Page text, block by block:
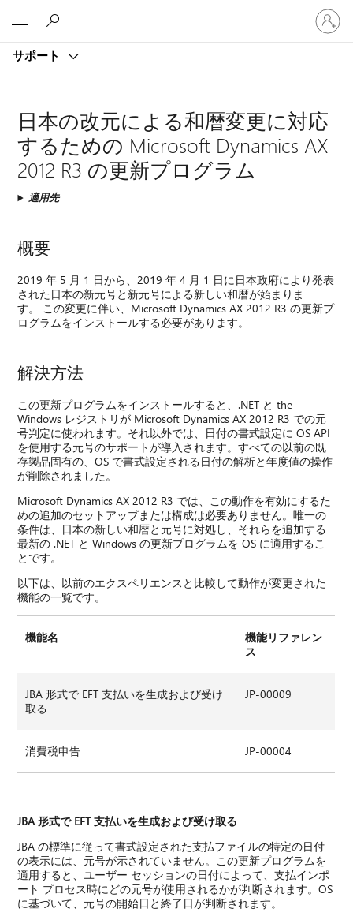
サポート
ア
カ
ウ
サ
イ
ン
日本の改元による和暦変更に対応
するための Microsoft Dynamics AX
2012 R3 の更新プログラム
適用先
概要
2019 年 5 月 1 日から、2019 年 4 月 1 日に日本政府により発表
された日本の新元号と新元号による新しい和暦が始まりま
す。 この変更に伴い、Microsoft Dynamics AX 2012 R3 の更新プ
ログラムをインストールする必要があります。
解決方法
この更新プログラムをインストールすると、.NET と the
Windows レジストリが Microsoft Dynamics AX 2012 R3 での元
号判定に使われます。それ以外では、日付の書式設定に OS API
を使用する元号のサポートが導入されます。すべての以前の既
存製品固有の、OS で書式設定される日付の解析と年度値の操作
が削除されました。
Microsoft Dynamics AX 2012 R3 では、この動作を有効にするた
めの追加のセットアップまたは構成は必要ありません。唯一の
条件は、日本の新しい和暦と元号に対処し、それらを追加する
最新の .NET と Windows の更新プログラムを OS に適用するこ
とです。
以下は、以前のエクスペリエンスと比較して動作が変更された
機能の一覧です。
機能名
機能リファレン
ス
JBA 形式で EFT 支払いを生成および受け
取る
JP-00009
消費税申告 JP-00004
JBA 形式で EFT 支払いを生成および受け取る
JBA の標準に従って書式設定された支払ファイルの特定の日付
の表示には、元号が示されていません。この更新プログラムを
適用すると、ユーザー セッションの日付によって、支払インポ
ート プロセス時にどの元号が使用されるかが判断されます。OS
に基づいて、元号の開始日と終了日が判断されます。